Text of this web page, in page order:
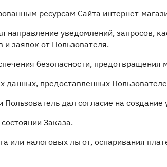
ресурсам Сайта интернет-
направление уведомлений, запросов,
и заявок от Пользователя.
безопасности, предотвращения
данных, предоставленных
дал согласие на создание
Заказа.
налоговых льгот, оспаривания